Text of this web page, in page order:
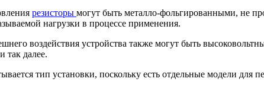
резисторы могут быть металло-фольгированными, не
нагрузки в процессе применения.
воздействия устройства также могут быть
так далее.
тип установки, поскольку есть отдельные модели для